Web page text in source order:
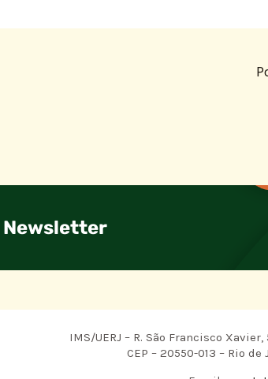
Newsletter
IMS/UERJ – R. São Francisco Xavier,
CEP – 20550-013 – Rio de